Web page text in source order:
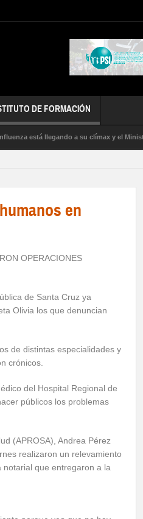
DE FORMACIÓN
está llegando a su clímax y el Ministerio
en
OPERACIONES
de Santa Cruz ya
Olivia los que denuncian
de distintas especialidades y
crónicos.
del Hospital Regional de
públicos los problemas
(APROSA), Andrea Pérez
realizaron un relevamiento
que entregaron a la